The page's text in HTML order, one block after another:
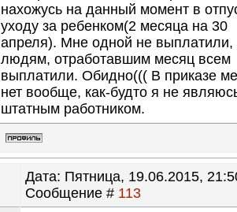
нахожусь на данный момент в
уходу за ребенком(2 месяца на 30
апреля). Мне одной не выплатили,
людям, отработавшим месяц всем
выплатили. Обидно((( В приказе
нет вообще, как-будто я не
штатным работником.
Дата: Пятница, 19.06.2015,
Сообщение # 113